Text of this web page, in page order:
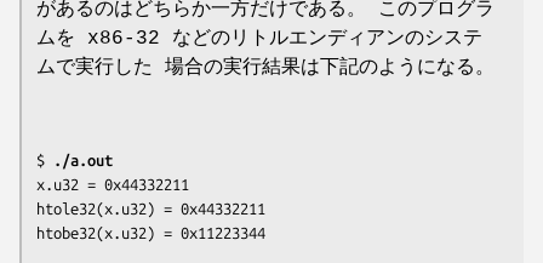
があるのはどちらか一方だけである。 このプログラ
ムを x86-32 などのリトルエンディアンのシステ
ムで実行した 場合の実行結果は下記のようになる。
$
./a.out
x.u32 = 0x44332211
htole32(x.u32) = 0x44332211